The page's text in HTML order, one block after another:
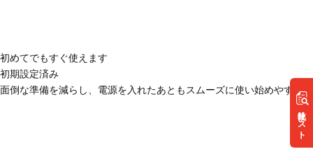
リスト
初めてでもすぐ使えます
初期設定済み
面倒な準備を減らし、電源を入れたあともスムーズに使い始めやすい